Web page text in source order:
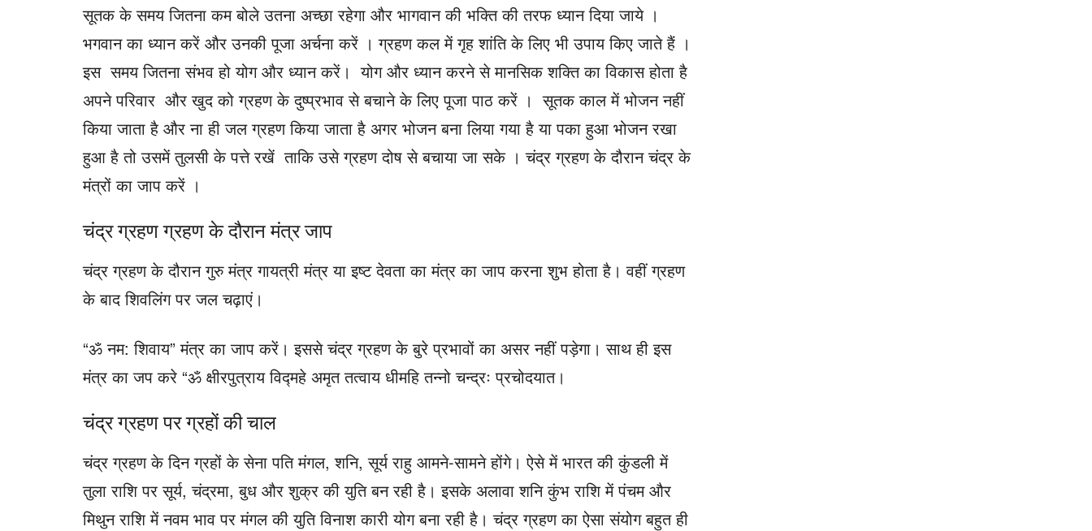
सूतक के समय जितना कम बोले उतना अच्छा रहेगा और भागवान की भक्ति की तरफ ध्यान दिया जाये ।
भगवान का ध्यान करें और उनकी पूजा अर्चना करें । ग्रहण कल में गृह शांति के लिए भी उपाय किए जाते हैं ।
इस समय जितना संभव हो योग और ध्यान करें। योग और ध्यान करने से मानसिक शक्ति का विकास होता है
अपने परिवार और खुद को ग्रहण के दुष्प्रभाव से बचाने के लिए पूजा पाठ करें । सूतक काल में भोजन नहीं
किया जाता है और ना ही जल ग्रहण किया जाता है अगर भोजन बना लिया गया है या पका हुआ भोजन रखा
हुआ है तो उसमें तुलसी के पत्ते रखें ताकि उसे ग्रहण दोष से बचाया जा सके । चंद्र ग्रहण के दौरान चंद्र के
मंत्रों का जाप करें ।
चंद्र ग्रहण ग्रहण के दौरान मंत्र जाप
चंद्र ग्रहण के दौरान गुरु मंत्र गायत्री मंत्र या इष्ट देवता का मंत्र का जाप करना शुभ होता है। वहीं ग्रहण
के बाद शिवलिंग पर जल चढ़ाएं।
“ॐ नम: शिवाय” मंत्र का जाप करें। इससे चंद्र ग्रहण के बुरे प्रभावों का असर नहीं पड़ेगा। साथ ही इस
मंत्र का जप करे “ॐ क्षीरपुत्राय विद्महे अमृत तत्वाय धीमहि तन्नो चन्द्रः प्रचोदयात।
चंद्र ग्रहण पर ग्रहों की चाल
चंद्र ग्रहण के दिन ग्रहों के सेना पति मंगल, शनि, सूर्य राहु आमने-सामने होंगे। ऐसे में भारत की कुंडली में
तुला राशि पर सूर्य, चंद्रमा, बुध और शुक्र की युति बन रही है। इसके अलावा शनि कुंभ राशि में पंचम और
मिथुन राशि में नवम भाव पर मंगल की युति विनाश कारी योग बना रही है। चंद्र ग्रहण का ऐसा संयोग बहुत ही